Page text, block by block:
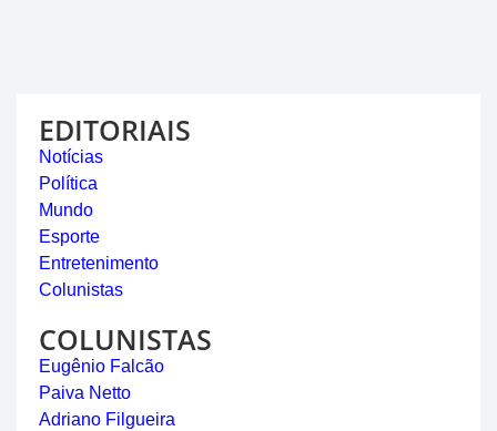
EDITORIAIS
Notícias
Política
Mundo
Esporte
Entretenimento
Colunistas
COLUNISTAS
Eugênio Falcão
Paiva Netto
Adriano Filgueira